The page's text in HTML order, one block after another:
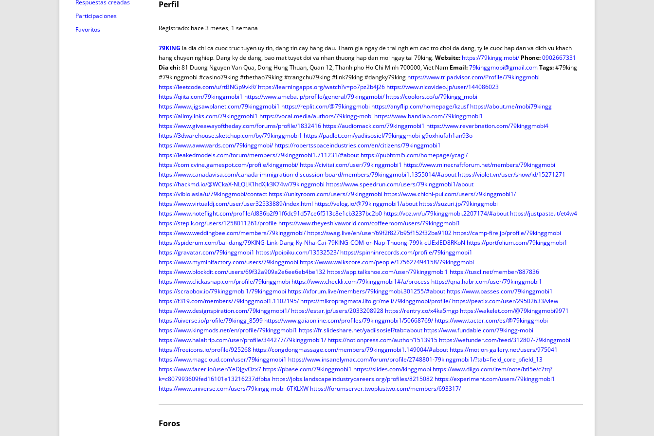
A MANO
INFORMES MENSUALES F.N.
VARIOS F.N.
SUCESIONES Y DONACIONES
TRIBUTOS
LH Y CATASTRO
FRANCISCO SENA
BÚSQUEDA EN BOE
SENTENCIAS FISCAL
VARIOS FISCAL
REVISTA DERECHO CIVIL
VARIOS DOCTRINA
CONSUMO Y DERECHO
ARTÍCULOS CYD
NORMAS CYD
TEMAS PRÁCTICOS
COLABORADORES
VARIOS CYD
PINCELADAS
ARTÍCULOS INTER.
PAÍSES
DICTÁMENES INTERNAC.
VARIOS INTER.
DERECHO EUROPEO
ARTÍCULOS D.E.
NORMATIVA D.E.
AULA SOCIAL
ARTÍCULOS
DISPOSICIONES
OPINIÓN
FUTURAS NORMAS
INFORMES MENSUALES F.N.
PÁGINAS ESPECIALES
VARIOS F.N.
TERRITORIO
INFORMES PERIODICOS
ARTÍCULOS TERRITORIO
HERRAMIENTAS
NORMAS TERRITORIO
VARIOS TERRITORIO
RINCÓN LITERARIO
ENTREVISTAS
CONCURSOS
CORREO
COMPARATIVAS ARTÍCULOS
TERRITORIO
MODELOS MERCANTIL
REDACCIÓN JURÍDICA
¡SABÍAS QUÉ?
CUOTA HIPOTECA
NODESESPERES
AVISO LEGAL
REPORTAR INCIDENCIA
LOGOTIPO
SONRISA
ENVÍA CORREO
CANALES DE VÍDEO
Respuestas creadas
Participaciones
Favoritos
Perfil
Registrado: hace 3 meses, 1 semana
79KING la dia chi ca cuoc truc tuyen uy tin, dang tin cay hang dau. Tham gia ngay de trai nghiem cac tro choi da dang, ty le cuoc hap dan va dich vu khach
hang chuyen nghiep. Dang ky de dang, bao mat tuyet doi va nhan thuong hap dan moi ngay tai 79king.Website: https://79kingg.mobi/ Phone:0902667331
Dia chi:81 Duong Nguyen Van Qua, Dong Hung Thuan, Quan 12, Thanh pho Ho Chi Minh 700000, Viet Nam Email:79kinggmobi@gmail.comTags:#79king
#79kinggmobi #casino79king #thethao79king #trangchu79king #link79king #dangky79king https://www.tripadvisor.com/Profile/79kinggmobi
https://leetcode.com/u/rtBNGp9vkR/ https://learningapps.org/watch?v=po7pz2b4j26 https://www.nicovideo.jp/user/144086023
https://qiita.com/79kinggmobi1 https://www.ameba.jp/profile/general/79kinggmobi/ https://coolors.co/u/79kingg_mobi
https://www.jigsawplanet.com/79kinggmobi1 https://replit.com/@79kinggmobi https://anyflip.com/homepage/kzusf https://about.me/mobi79kingg
https://allmylinks.com/79kinggmobi1 https://vocal.media/authors/79kingg-mobi https://www.bandlab.com/79kinggmobi1
https://www.giveawayoftheday.com/forums/profile/1832416 https://audiomack.com/79kinggmobi1 https://www.reverbnation.com/79kinggmobi4
https://3dwarehouse.sketchup.com/by/79kinggmobi1 https://padlet.com/yadiisosiel/79kinggmobi-g9oxhiufah1an93o
https://www.awwwards.com/79kinggmobi/ https://robertsspaceindustries.com/en/citizens/79kinggmobi1
https://leakedmodels.com/forum/members/79kinggmobi1.711231/#about https://pubhtml5.com/homepage/ycagi/
https://comicvine.gamespot.com/profile/kinggmobi/ https://civitai.com/user/79kinggmobi1 https://www.minecraftforum.net/members/79kinggmobi
https://www.canadavisa.com/canada-immigration-discussion-board/members/79kinggmobi1.1355014/#about https://violet.vn/user/show/id/15271271
https://hackmd.io/@WCkaX-NLQLK1hdXJk3K74w/79kinggmobi https://www.speedrun.com/users/79kinggmobi1/about
https://viblo.asia/u/79kinggmobi/contact https://unityroom.com/users/79kinggmobi https://www.chichi-pui.com/users/79kinggmobi1/
https://www.virtualdj.com/user/user32533889/index.html https://velog.io/@79kinggmobi1/about https://suzuri.jp/79kinggmobi
https://www.noteflight.com/profile/d836b2f91f6dc91d57ce6f513c8e1cb3237bc2b0 https://voz.vn/u/79kinggmobi.2207174/#about https://justpaste.it/et4w4
https://stepik.org/users/1258011261/profile https://www.theyeshivaworld.com/coffeeroom/users/79kinggmobi1
https://www.weddingbee.com/members/79kinggmobi/ https://swag.live/en/user/69f2f827b95f152f32ba9102 https://camp-fire.jp/profile/79kinggmobi
https://spiderum.com/bai-dang/79KING-Link-Dang-Ky-Nha-Cai-79KING-COM-or-Nap-Thuong-799k-cUExIED8RKoN https://portfolium.com/79kinggmobi1
https://gravatar.com/79kinggmobi1 https://poipiku.com/13532523/ https://spinninrecords.com/profile/79kinggmobi1
https://www.myminifactory.com/users/79kinggmobi https://www.walkscore.com/people/175627494158/79kinggmobi
https://www.blockdit.com/users/69f32a909a2e6ee6eb4be132 https://app.talkshoe.com/user/79kinggmobi1 https://tuscl.net/member/887836
https://www.clickasnap.com/profile/79kinggmobi https://www.checkli.com/79kinggmobi1#/a/process https://qna.habr.com/user/79kinggmobi1
https://scrapbox.io/79kinggmobi1/79kinggmobi https://xforum.live/members/79kinggmobi.301255/#about https://www.passes.com/79kinggmobi1
https://f319.com/members/79kinggmobi1.1102195/ https://mikropragmata.lifo.gr/meli/79kinggmobi/profile/ https://peatix.com/user/29502633/view
https://www.designspiration.com/79kinggmobi1/ https://estar.jp/users/2033208928 https://rentry.co/x4ka5mgp https://wakelet.com/@79kinggmobi9971
https://uiverse.io/profile/79kingg_8599 https://www.gaiaonline.com/profiles/79kinggmobi1/50668769/ https://www.tacter.com/es/@79kinggmobi
https://www.kingmods.net/en/profile/79kinggmobi1 https://fr.slideshare.net/yadiisosiel?tab=about https://www.fundable.com/79kingg-mobi
https://www.halaltrip.com/user/profile/344277/79kinggmobi1/ https://notionpress.com/author/1513915 https://wefunder.com/feed/312807-79kinggmobi
https://freeicons.io/profile/925268 https://congdongmassage.com/members/79kinggmobi1.149004/#about https://motion-gallery.net/users/975041
https://www.magcloud.com/user/79kinggmobi1 https://www.insanelymac.com/forum/profile/2748801-79kinggmobi1/?tab=field_core_pfield_13
https://www.facer.io/user/YeDJgvOzx7 https://pbase.com/79kinggmobi1 https://slides.com/kinggmobi https://www.diigo.com/item/note/btl5e/c7tq?
k=c807993609fed16101e13216237dfbba https://jobs.landscapeindustrycareers.org/profiles/8215082 https://experiment.com/users/79kinggmobi1
https://www.universe.com/users/79kingg-mobi-6TKLXW https://forumserver.twoplustwo.com/members/693317/
Foros